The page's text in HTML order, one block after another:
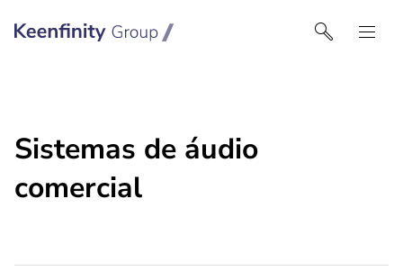
Keenfinity Group I Portugal
Sistemas de áudio
comercial